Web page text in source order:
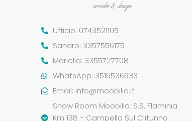
Ufficio: 0743521105
Sandro: 3357556175
Mariella: 3355727708
WhatsApp: 3516536633
Email: info@moobilia.it
Show Room Moobilia: S.S. Flaminia
Km 138 - Campello Sul Clitunno